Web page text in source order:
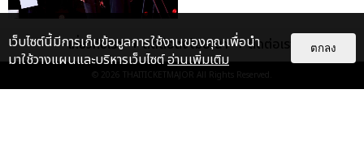
ประมวลภาพค่ำคืนแห่งความทรงจำ
ของ ITZY และมิดจีไทย ในวันที่
หัวใจส่องสว่างไปพร้อมกัน
EXCLUSIVE : 11
เกี่ยวกับเรา ติดต่อลงโฆษณา ติดต่อเรา
© 2026 THAITICKETMAJOR All Rights Reserved.
เว็บไซต์นี้มีการเก็บข้อมูลการใช้งานของคุณเพื่อนำ
มาใช้วางแผนและบริหารเว็บไซต์อ่านเพิ่มเติม
ตกลง